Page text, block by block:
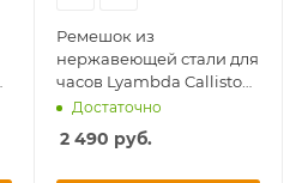
Ремешок из
нержавеющей стали для
часов Lyambda Callisto
20мм, розово-золотой
Достаточно
2 490 руб.